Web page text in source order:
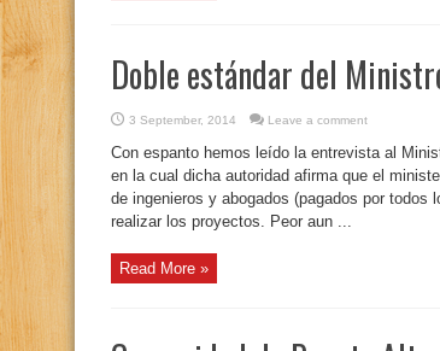
Doble estándar del
3 September, 2014 Leave a comment
Con espanto hemos leído la entrevista al
en la cual dicha autoridad afirma que el
de ingenieros y abogados (pagados por
realizar los proyectos. Peor aun ...
Read More »